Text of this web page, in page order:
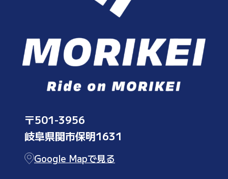
〒501-3956
岐阜県関市保明1631
Google Mapで見る